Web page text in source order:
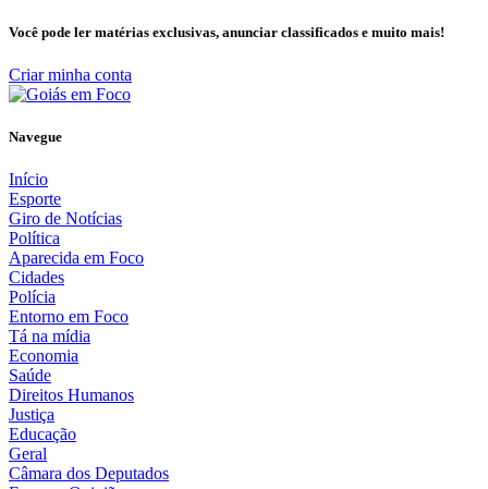
Você pode ler matérias exclusivas, anunciar classificados e muito mais!
Criar minha conta
Navegue
Início
Esporte
Giro de Notícias
Política
Aparecida em Foco
Cidades
Polícia
Entorno em Foco
Tá na mídia
Economia
Saúde
Direitos Humanos
Justiça
Educação
Geral
Câmara dos Deputados